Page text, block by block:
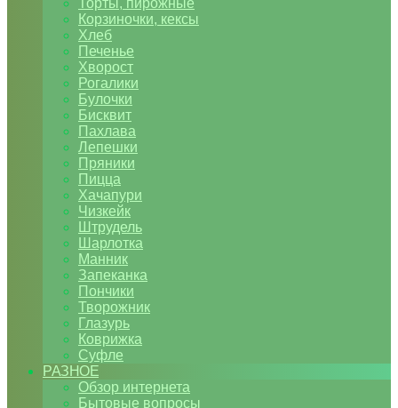
Торты, пирожные
Корзиночки, кексы
Хлеб
Печенье
Хворост
Рогалики
Булочки
Бисквит
Пахлава
Лепешки
Пряники
Пицца
Хачапури
Чизкейк
Штрудель
Шарлотка
Манник
Запеканка
Пончики
Творожник
Глазурь
Коврижка
Суфле
РАЗНОЕ
Обзор интернета
Бытовые вопросы